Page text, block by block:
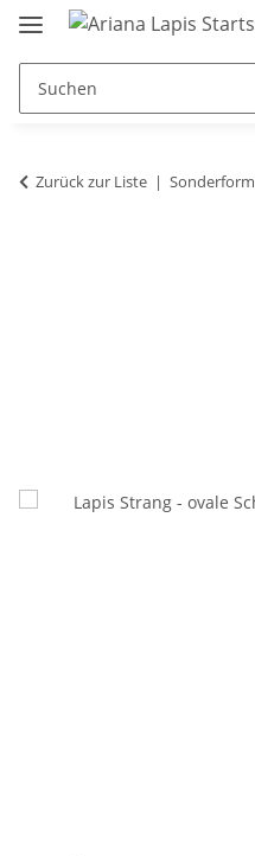
Zurück zur Liste Sonderform